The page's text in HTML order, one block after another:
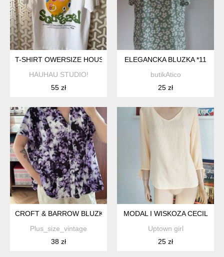
T-SHIRT OWERSIZE HOUSE CYTRYNA
HAUHAU STUDIO!
55 zł
ELEGANCKA BLUZKA *11
butikAtico
25 zł
CROFT & BARROW BLUZKA W KWIATY 4XL 48 FIOLETOWA
Plus_size_vintage
38 zł
MODAL I WISKOZA CECIL
Uptown girl
25 zł